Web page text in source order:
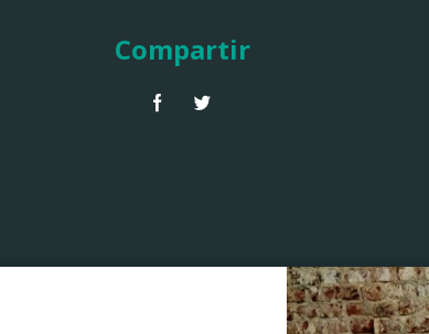
Compartir